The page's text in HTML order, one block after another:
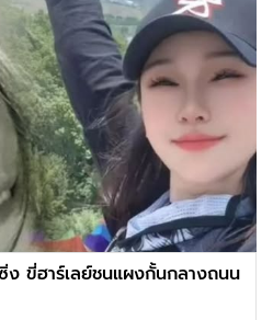
ง ขี่ฮาร์เลย์ชนแผงกั้นกลางถนน